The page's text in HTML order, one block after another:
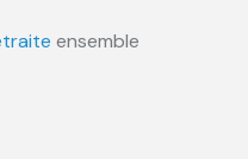
ensemble